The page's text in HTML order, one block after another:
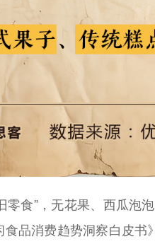
食”，无花果、西瓜泡
品消费趋势洞察白皮书